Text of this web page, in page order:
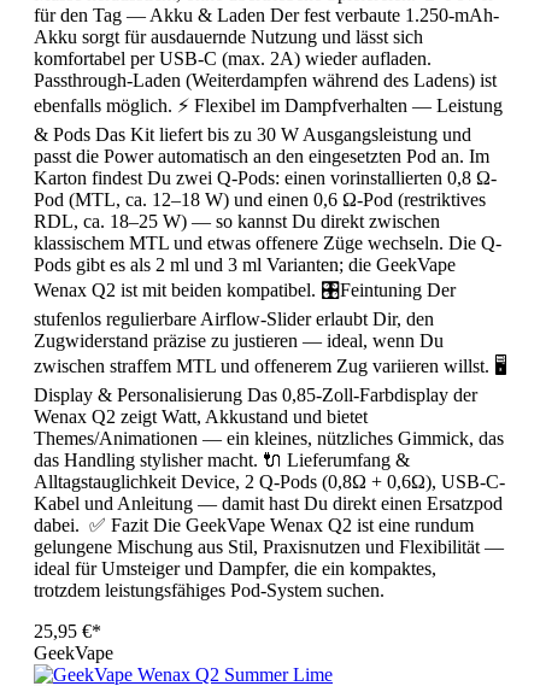
für den Tag — Akku & Laden Der fest verbaute 1.250-mAh-
Akku sorgt für ausdauernde Nutzung und lässt sich
komfortabel per USB-C (max. 2A) wieder aufladen.
Passthrough-Laden (Weiterdampfen während des Ladens) ist
ebenfalls möglich. ⚡ Flexibel im Dampfverhalten — Leistung
& Pods Das Kit liefert bis zu 30 W Ausgangsleistung und
passt die Power automatisch an den eingesetzten Pod an. Im
Karton findest Du zwei Q-Pods: einen vorinstallierten 0,8 Ω-
Pod (MTL, ca. 12–18 W) und einen 0,6 Ω-Pod (restriktives
RDL, ca. 18–25 W) — so kannst Du direkt zwischen
klassischem MTL und etwas offenere Züge wechseln. Die Q-
Pods gibt es als 2 ml und 3 ml Varianten; die GeekVape
Wenax Q2 ist mit beiden kompatibel. 🎛️Feintuning Der
stufenlos regulierbare Airflow-Slider erlaubt Dir, den
Zugwiderstand präzise zu justieren — ideal, wenn Du
zwischen straffem MTL und offenerem Zug variieren willst. 🖥️
Display & Personalisierung Das 0,85-Zoll-Farbdisplay der
Wenax Q2 zeigt Watt, Akkustand und bietet
Themes/Animationen — ein kleines, nützliches Gimmick, das
das Handling stylisher macht. 🔌 Lieferumfang &
Alltagstauglichkeit Device, 2 Q-Pods (0,8Ω + 0,6Ω), USB-C-
Kabel und Anleitung — damit hast Du direkt einen Ersatzpod
dabei. ✅ Fazit Die GeekVape Wenax Q2 ist eine rundum
gelungene Mischung aus Stil, Praxisnutzen und Flexibilität —
ideal für Umsteiger und Dampfer, die ein kompaktes,
trotzdem leistungsfähiges Pod-System suchen.
25,95 €*
GeekVape